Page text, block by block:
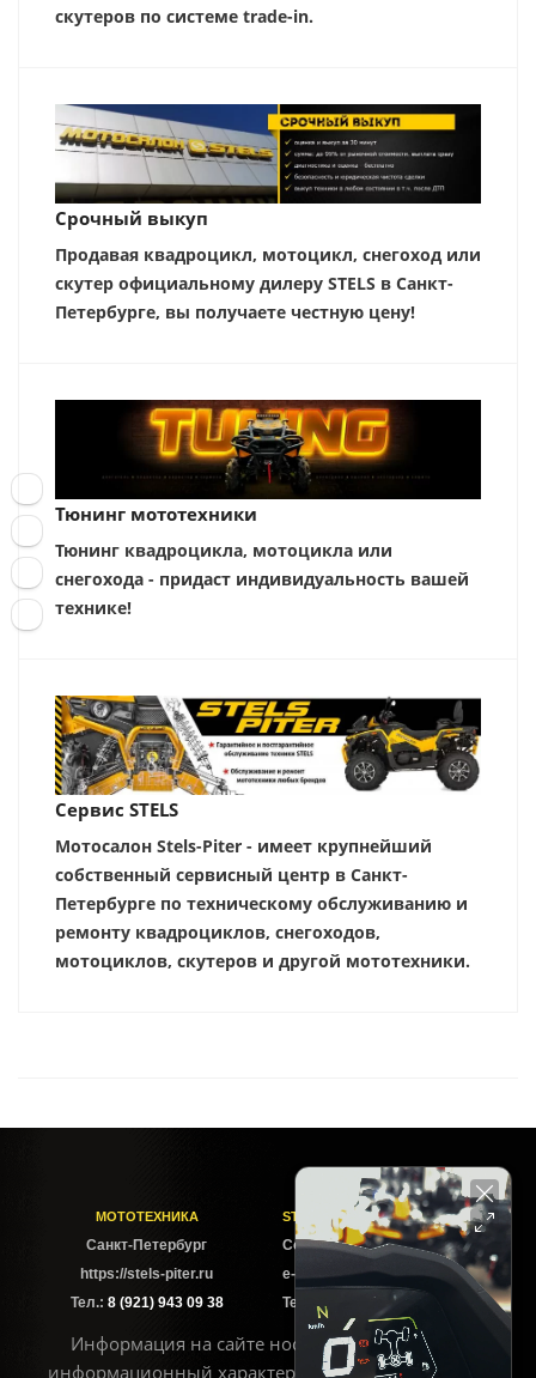
скутеров по системе trade-in.
Срочный выкуп
Продавая квадроцикл, мотоцикл, снегоход или
скутер официальному дилеру STELS в Санкт-
Петербурге, вы получаете честную цену!
Тюнинг мототехники
Тюнинг квадроцикла, мотоцикла или
снегохода - придаст индивидуальность вашей
технике!
Сервис STELS
Мотосалон Stels-Piter - имеет крупнейший
собственный сервисный центр в Санкт-
Петербурге по техническому обслуживанию и
ремонту квадроциклов, снегоходов,
мотоциклов, скутеров и другой мототехники.
МОТОТЕХНИКА
Cанкт-Петербург
https://stels-piter.ru
Тел.: 8 (921) 943 09 38
STELS-PITER СОФИЙСКАЯ
Софийская ул. 6Б
e-mail: sales@stels-piter.ru
Тел.: 8 (921) 943 09 38
Информация на сайте носит исключительно
информационный характер и не может считаться